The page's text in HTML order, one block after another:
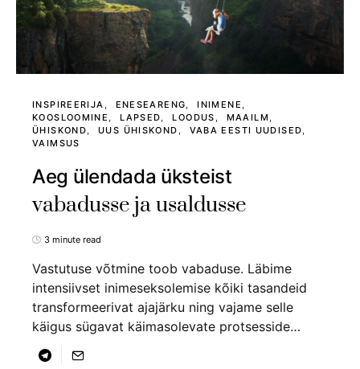
INSPIREERIJA ENESEARENG
INIMENE
KOOSLOOMINE
LAPSED LOODUS
MAAILM
ÜHISKOND
UUS ÜHISKOND
VABA EESTI UUDISED
VAIMSUS
Aeg ülendada üksteist
vabadusse ja usaldusse
3 minute read
Vastutuse võtmine toob vabaduse. Läbime
intensiivset inimeseksolemise kõiki tasandeid
transformeerivat ajajärku ning vajame selle
käigus sügavat käimasolevate protsesside…